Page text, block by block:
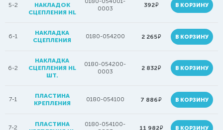
5-2
НАКЛАДОК
СЦЕПЛЕНИЯ HL
0003
392руб. В КОРЗИНУ
6-1
НАКЛАДКА
СЦЕПЛЕНИЯ
0180-054200 2 265руб. В КОРЗИНУ
6-2
НАКЛАДКА
СЦЕПЛЕНИЯ HL
ШТ.
0180-054200-
0003
2 832руб. В КОРЗИНУ
7-1
ПЛАСТИНА
КРЕПЛЕНИЯ
0180-054100 7 886руб. В КОРЗИНУ
7-2
ПЛАСТИНА
0180-054100-
11 982руб. В КОРЗИНУ